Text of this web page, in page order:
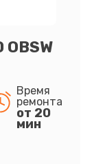
Время
ремонта
от 20
мин